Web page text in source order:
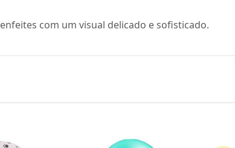
com um visual delicado e sofisticado.